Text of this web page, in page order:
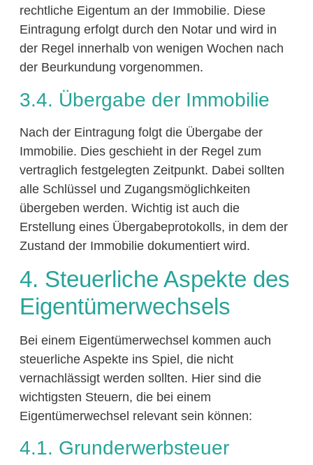
rechtliche Eigentum an der Immobilie. Diese
Eintragung erfolgt durch den Notar und wird in
der Regel innerhalb von wenigen Wochen nach
der Beurkundung vorgenommen.
3.4. Übergabe der Immobilie
Nach der Eintragung folgt die Übergabe der
Immobilie. Dies geschieht in der Regel zum
vertraglich festgelegten Zeitpunkt. Dabei sollten
alle Schlüssel und Zugangsmöglichkeiten
übergeben werden. Wichtig ist auch die
Erstellung eines Übergabeprotokolls, in dem der
Zustand der Immobilie dokumentiert wird.
4. Steuerliche Aspekte des
Eigentümerwechsels
Bei einem Eigentümerwechsel kommen auch
steuerliche Aspekte ins Spiel, die nicht
vernachlässigt werden sollten. Hier sind die
wichtigsten Steuern, die bei einem
Eigentümerwechsel relevant sein können:
4.1. Grunderwerbsteuer